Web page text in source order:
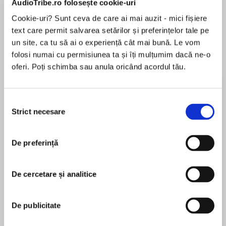
AudioTribe.ro folosește cookie-uri
Cookie-uri? Sunt ceva de care ai mai auzit - mici fișiere
text care permit salvarea setărilor și preferințelor tale pe
un site, ca tu să ai o experiență cât mai bună. Le vom
folosi numai cu permisiunea ta și îți mulțumim dacă ne-o
oferi. Poți schimba sau anula oricând acordul tău.
consimțământului
Strict necesare
De preferință
De cercetare și analitice
De publicitate
Desprecarte
USA Today bestselling author of The Girl Who
Random Reads
Clare thinks Alice is a manipulative liar who is
Alice thinks Clare is jealous of her long-lost
pentru această carte
Sue Fortin was born in Hertfordshire but had a